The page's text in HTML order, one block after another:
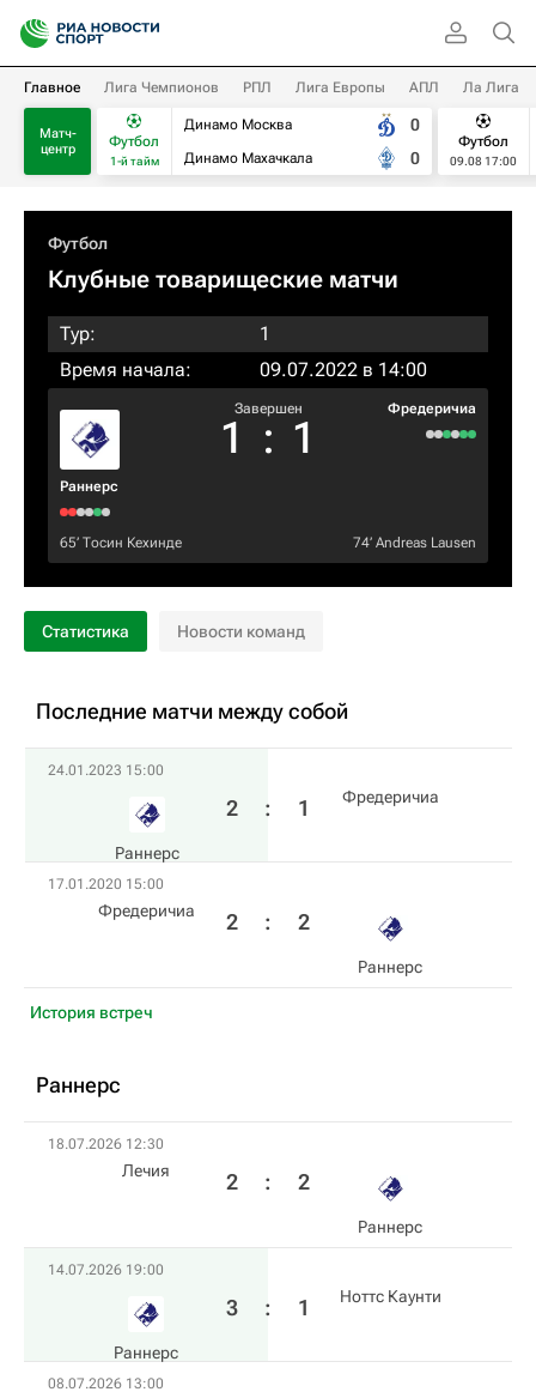
Главное Лига Чемпионов РПЛ Лига Европы АПЛ Ла Лига
Матч-
центр
Футбол
1-й тайм
Динамо Москва
Динамо Махачкала
0
0
Футбол
09.08 17:00
Футбол
Клубные товарищеские матчи
Тур:
1
Время начала:
09.07.2022 в 14:00
Раннерс
Завершен
1 : 1
Фредеричиа
65‎’‎ Тосин Кехинде 74‎’‎ Andreas Lausen
Статистика Новости команд
Последние матчи между собой
24.01.2023 15:00
Раннерс
2 : 1 Фредеричиа
17.01.2020 15:00
Фредеричиа 2 : 2
Раннерс
История встреч
Раннерс
18.07.2026 12:30
Лечия 2 : 2
Раннерс
14.07.2026 19:00
Раннерс
3 : 1 Ноттс Каунти
08.07.2026 13:00